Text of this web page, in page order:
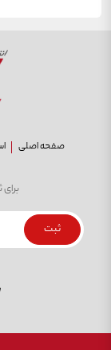
صفحه اصلی
ثبت